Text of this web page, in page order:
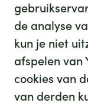
de analyse
kun je niet
afspelen van
cookies van
van derden